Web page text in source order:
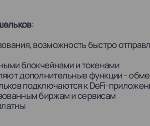
:
возможность быстро
блокчейнами и токенами
дополнительные функции -
подключаются к DeFi-
биржам и сервисам